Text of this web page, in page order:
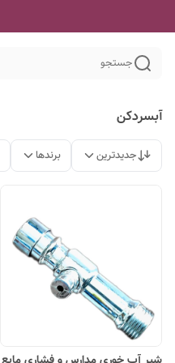
جستجو
آبسردکن
جدیدترین برندها